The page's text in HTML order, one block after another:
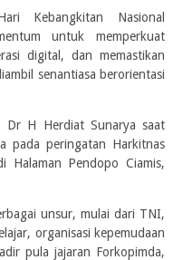
Kebangkitan Nasional
untuk memperkuat
digital, dan memastikan
senantiasa berorientasi
Dr H Herdiat Sunarya saat
pada peringatan Harkitnas
Halaman Pendopo Ciamis,
unsur, mulai dari TNI,
organisasi kepemudaan
pula jajaran Forkopimda,